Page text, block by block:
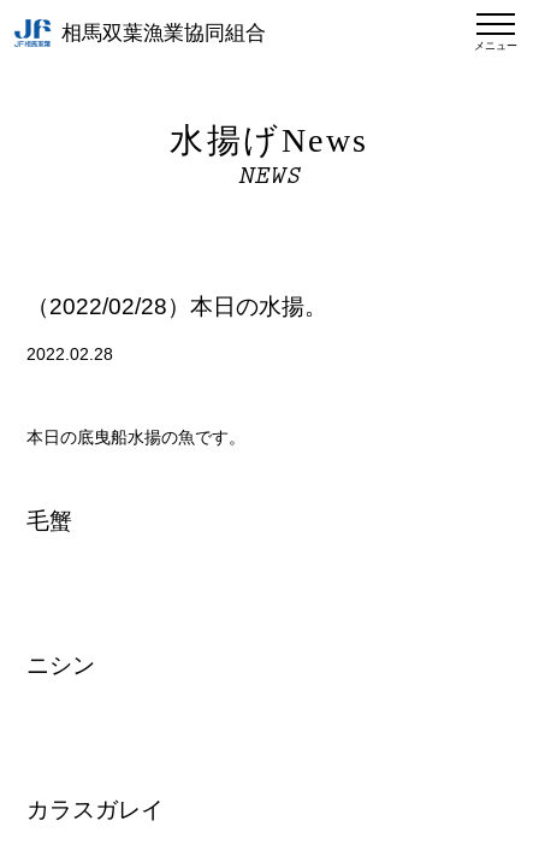
相馬双葉漁業協同組合
メニュー
水揚げNews
NEWS
（2022/02/28）本日の水揚。
2022.02.28
本日の底曳船水揚の魚です。
毛蟹
ニシン
カラスガレイ